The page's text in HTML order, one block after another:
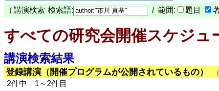
（ 講演検索 検索語: / 範囲: 題目
すべての研究会開催スケジュ
講演検索結果
登録講演（開催プログラムが公開されているもの）
2件中 1～2件目